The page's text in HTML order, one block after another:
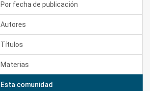
Por fecha de publicación
Autores
Títulos
Materias
Esta comunidad